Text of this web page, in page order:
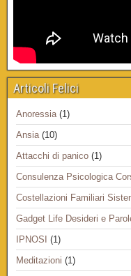
Articoli Felici
Anoressia (1)
Ansia (10)
Attacchi di panico (1)
Consulenza Psicologica
Costellazioni Familiari
Gadget Life Desideri e
IPNOSI (1)
Meditazioni (1)